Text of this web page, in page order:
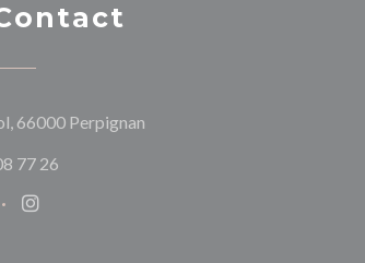
66000 Perpignan((ouvre une nouvelle fenêtre))
77 26
((ouvre une nouvelle fenêtre))
Instagram ((ouvre une nouvelle fenêtre))